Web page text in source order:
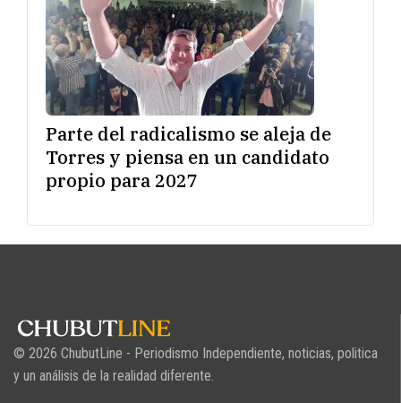
Parte del radicalismo se aleja de
Torres y piensa en un candidato
propio para 2027
© 2026 ChubutLine - Periodismo Independiente, noticias, politica
y un análisis de la realidad diferente.